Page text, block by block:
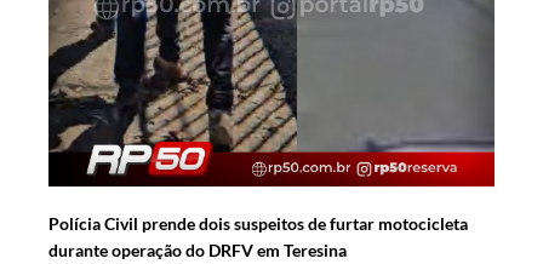
Polícia Civil prende dois suspeitos de furtar motocicleta
durante operação do DRFV em Teresina